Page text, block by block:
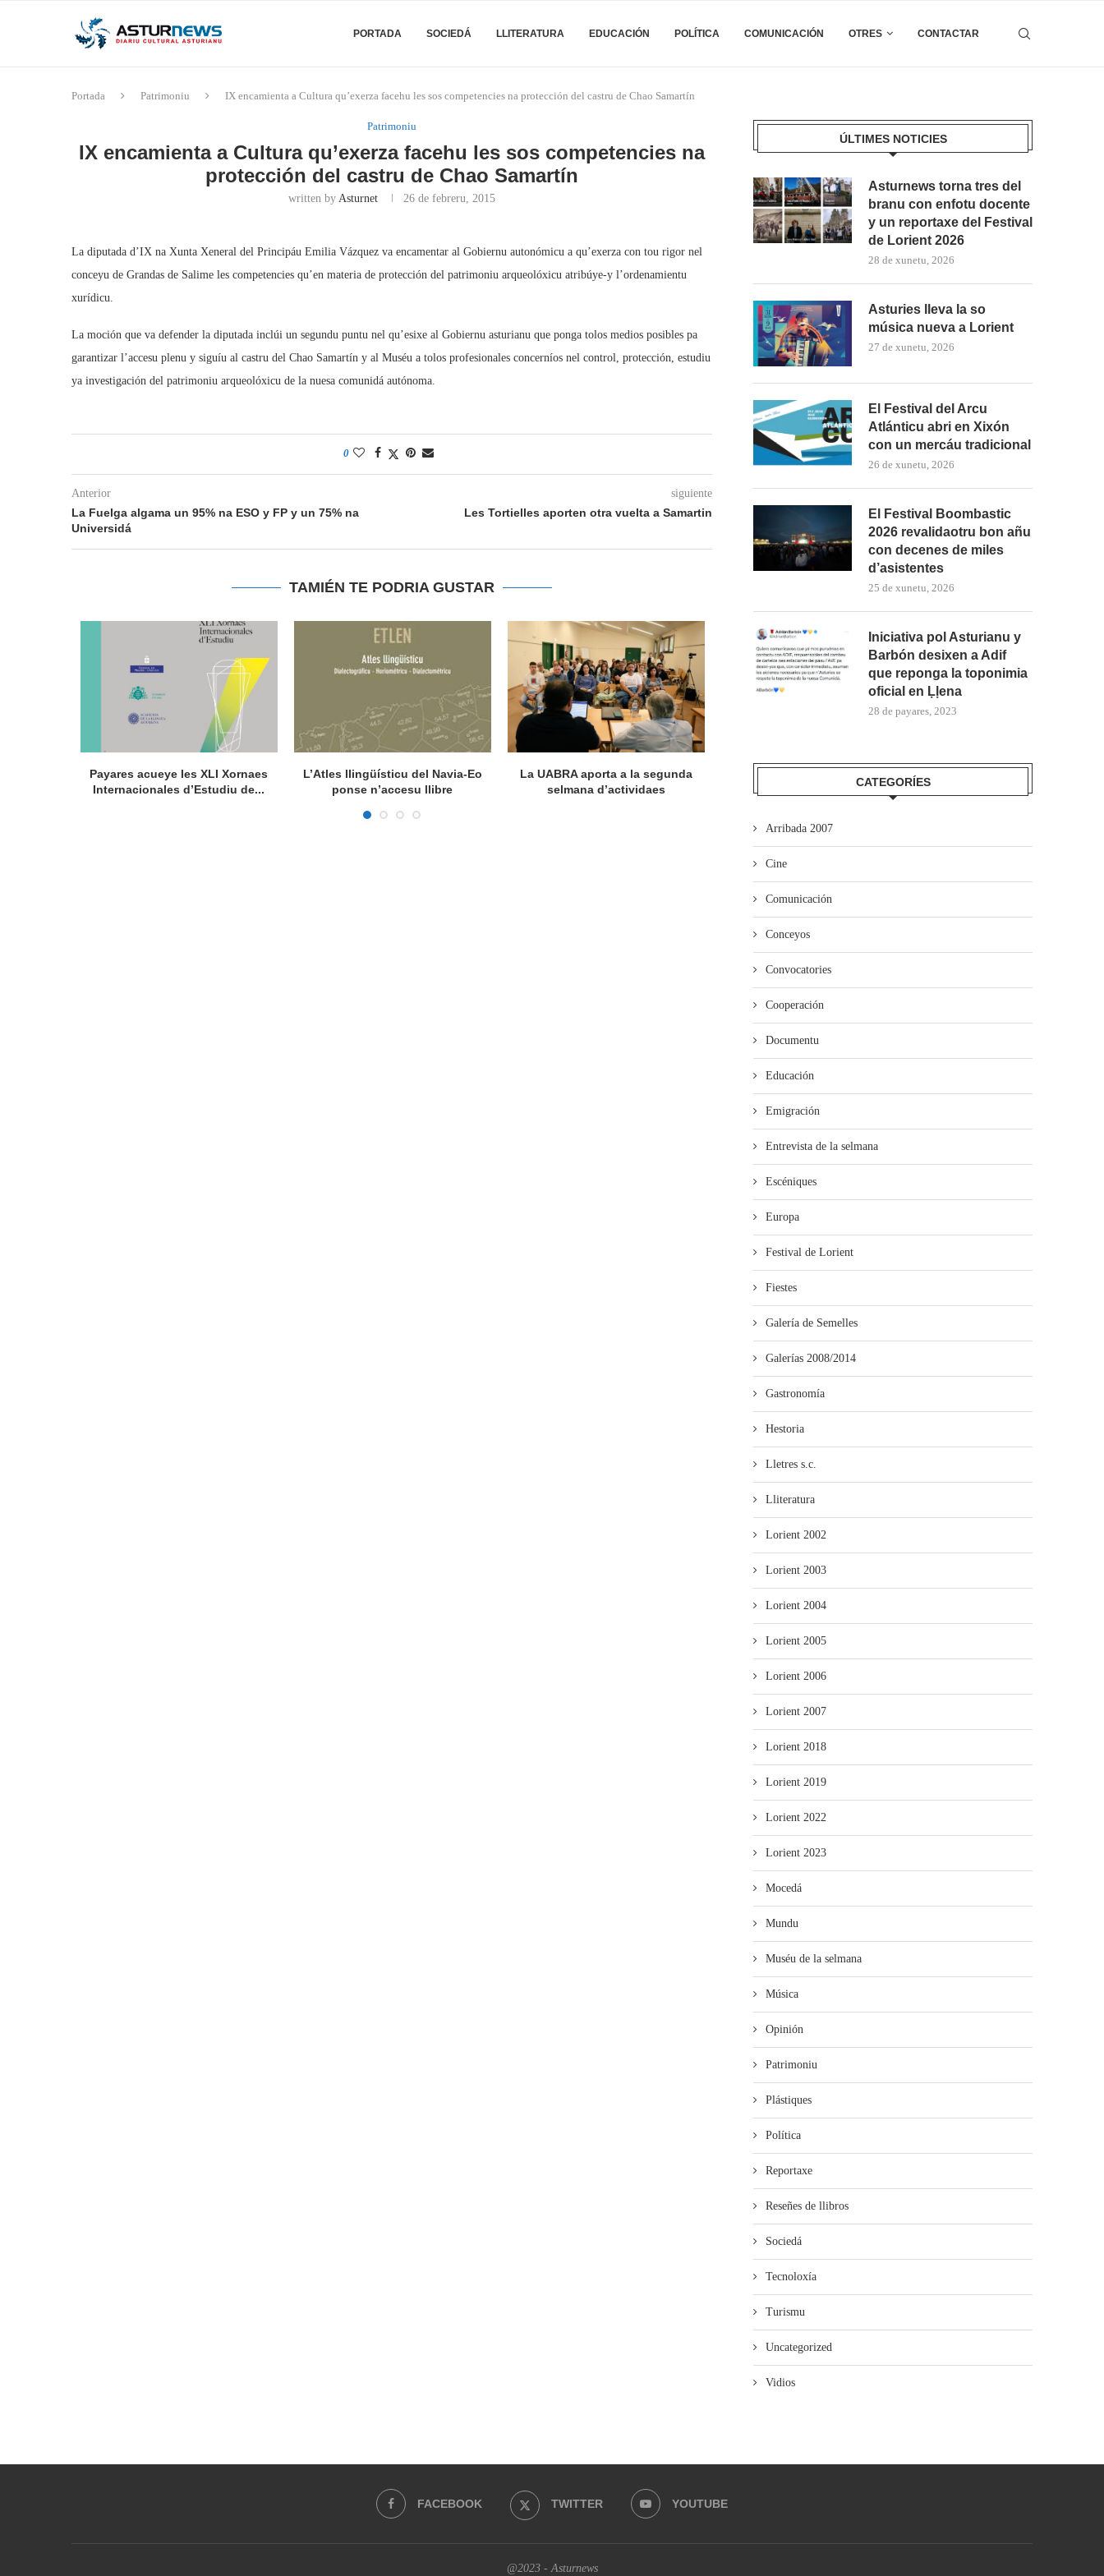
PORTADA SOCIEDÁ LLITERATURA EDUCACIÓN POLÍTICA COMUNICACIÓN OTRES CONTACTAR
Portada Patrimoniu IX encamienta a Cultura qu’exerza facehu les sos competencies na protección del castru de Chao Samartín
Patrimoniu
IX encamienta a Cultura qu’exerza facehu les sos competencies na
protección del castru de Chao Samartín
written by Asturnet 26 de febreru, 2015
La diputada d’IX na Xunta Xeneral del Principáu Emilia Vázquez va encamentar al Gobiernu autonómicu a qu’exerza con tou rigor nel
conceyu de Grandas de Salime les competencies qu’en materia de protección del patrimoniu arqueolóxicu atribúye-y l’ordenamientu
xurídicu.
La moción que va defender la diputada inclúi un segundu puntu nel qu’esixe al Gobiernu asturianu que ponga tolos medios posibles pa
garantizar l’accesu plenu y siguíu al castru del Chao Samartín y al Muséu a tolos profesionales concerníos nel control, protección, estudiu
ya investigación del patrimoniu arqueolóxicu de la nuesa comunidá autónoma.
0
Anterior
La Fuelga algama un 95% na ESO y FP y un 75% na
Universidá
siguiente
Les Tortielles aporten otra vuelta a Samartin
TAMIÉN TE PODRIA GUSTAR
Payares acueye les XLI Xornaes
Internacionales d’Estudiu de...
L’Atles llingüísticu del Navia-Eo
ponse n’accesu llibre
La UABRA aporta a la segunda
selmana d’actividaes
de visites al...
esposición n’El Coto
ÚLTIMES NOTICIES
Asturnews torna tres del
branu con enfotu docente
y un reportaxe del Festival
de Lorient 2026
28 de xunetu, 2026
Asturies lleva la so
música nueva a Lorient
27 de xunetu, 2026
El Festival del Arcu
Atlánticu abri en Xixón
con un mercáu tradicional
26 de xunetu, 2026
El Festival Boombastic
2026 revalidaotru bon añu
con decenes de miles
d’asistentes
25 de xunetu, 2026
Iniciativa pol Asturianu y
Barbón desixen a Adif
que reponga la toponimia
oficial en Ḷḷena
28 de payares, 2023
CATEGORÍES
Arribada 2007
Cine
Comunicación
Conceyos
Convocatories
Cooperación
Documentu
Educación
Emigración
Entrevista de la selmana
Escéniques
Europa
Festival de Lorient
Fiestes
Galería de Semelles
Galerías 2008/2014
Gastronomía
Hestoria
Lletres s.c.
Lliteratura
Lorient 2002
Lorient 2003
Lorient 2004
Lorient 2005
Lorient 2006
Lorient 2007
Lorient 2018
Lorient 2019
Lorient 2022
Lorient 2023
Mocedá
Mundu
Muséu de la selmana
Música
Opinión
Patrimoniu
Plástiques
Política
Reportaxe
Reseñes de llibros
Sociedá
Tecnoloxía
Turismu
Uncategorized
Vidios
FACEBOOK TWITTER YOUTUBE
@2023 - Asturnews